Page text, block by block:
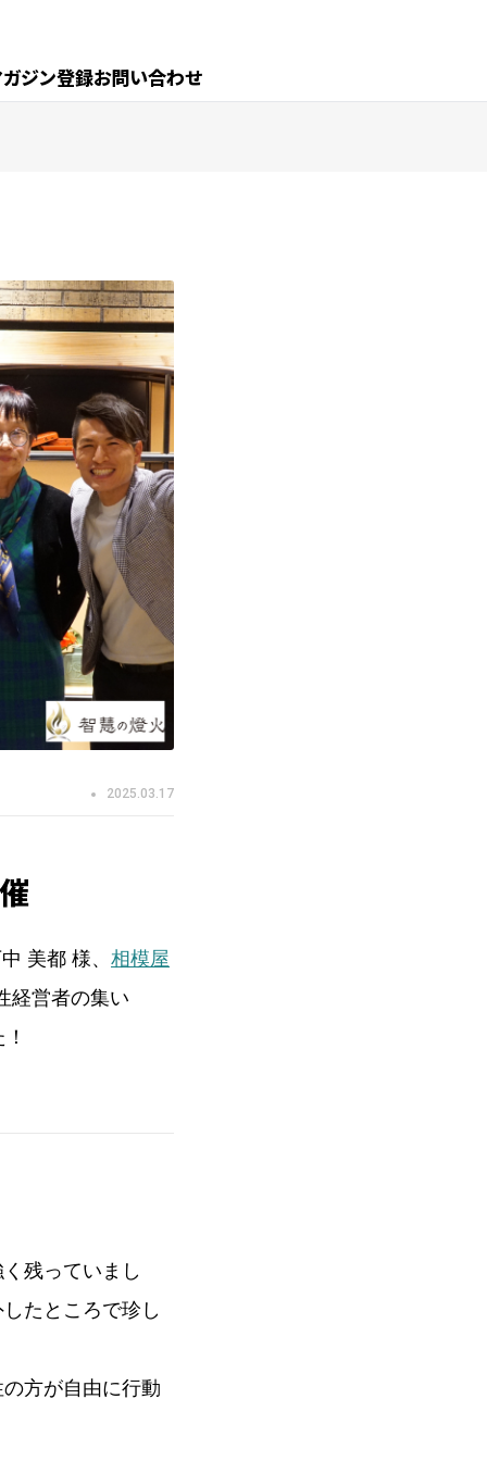
ジン登録お問い合わせ
2025.03.17
美都 様、 相模屋
経営者の集い
残っていまし
たところで珍し
方が自由に行動